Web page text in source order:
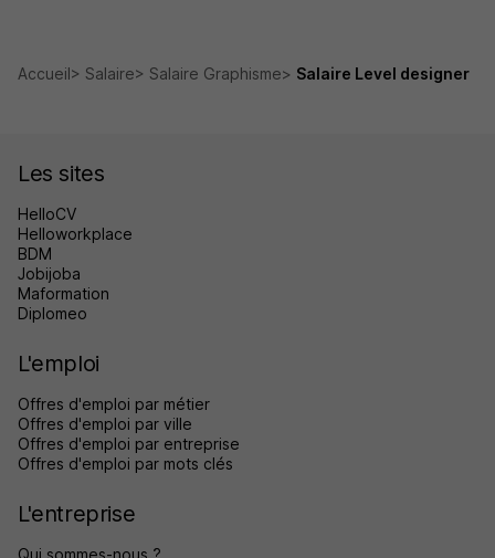
Accueil Salaire Salaire Graphisme Salaire Level designer
Les sites
HelloCV
Helloworkplace
BDM
Jobijoba
Maformation
Diplomeo
L'emploi
Offres d'emploi par métier
Offres d'emploi par ville
Offres d'emploi par entreprise
Offres d'emploi par mots clés
L'entreprise